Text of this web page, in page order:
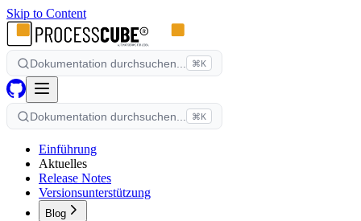
Skip to Content
Dokumentation durchsuchen... ⌘K
Dokumentation durchsuchen... ⌘K
Einführung
Aktuelles
Release Notes
Versionsunterstützung
Blog